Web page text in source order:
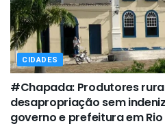
CIDADES
#Chapada: Produtores
desapropriação sem
governo e prefeitura em